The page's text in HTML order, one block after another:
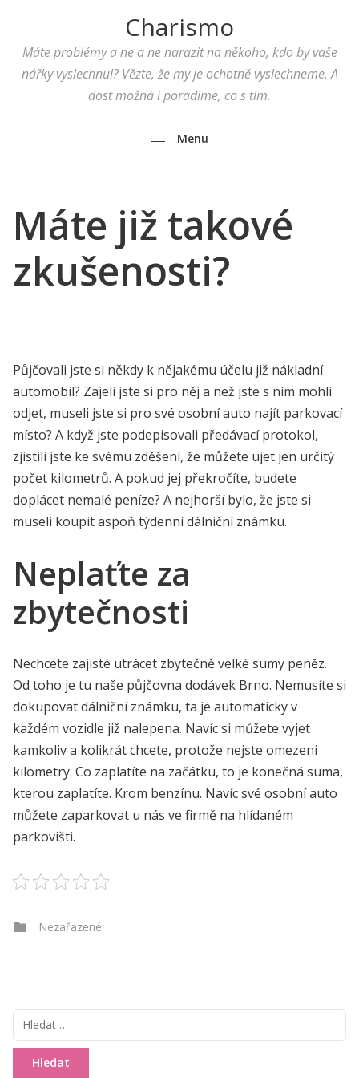
Charismo
Máte problémy a ne a ne narazit na někoho, kdo by vaše
nářky vyslechnul? Vězte, že my je ochotně vyslechneme. A
dost možná i poradíme, co s tím.
Menu
Máte již takové
zkušenosti?
Půjčovali jste si někdy k nějakému účelu již nákladní
automobil? Zajeli jste si pro něj a než jste s ním mohli
odjet, museli jste si pro své osobní auto najít parkovací
místo? A když jste podepisovali předávací protokol,
zjistili jste ke svému zděšení, že můžete ujet jen určitý
počet kilometrů. A pokud jej překročíte, budete
doplácet nemalé peníze? A nejhorší bylo, že jste si
museli koupit aspoň týdenní dálniční známku.
Neplaťte za
zbytečnosti
Nechcete zajisté utrácet zbytečně velké sumy peněz.
Od toho je tu naše půjčovna dodávek Brno. Nemusíte si
dokupovat dálniční známku, ta je automaticky v
každém vozidle již nalepena. Navíc si můžete vyjet
kamkoliv a kolikrát chcete, protože nejste omezeni
kilometry. Co zaplatíte na začátku, to je konečná suma,
kterou zaplatíte. Krom benzínu. Navíc své osobní auto
můžete zaparkovat u nás ve firmě na hlídaném
parkovišti.
Categories
Nezařazené
Vyhledávání